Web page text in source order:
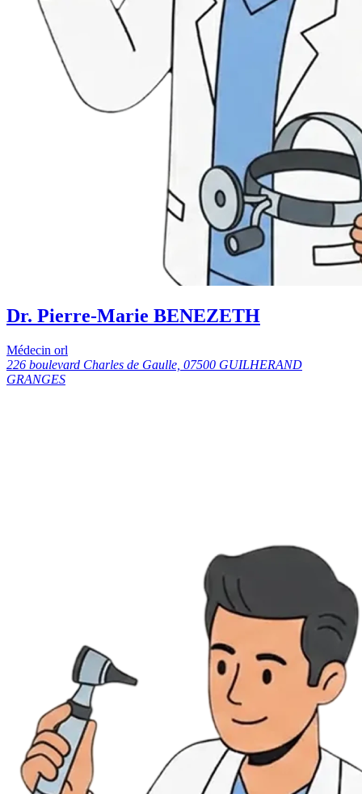
Dr. Pierre-Marie BENEZETH
Médecin orl
226 boulevard Charles de Gaulle, 07500 GUILHERAND
GRANGES